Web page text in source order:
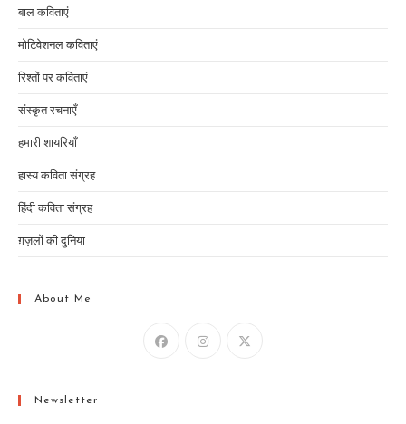
बाल कविताएं
मोटिवेशनल कविताएं
रिश्तों पर कविताएं
संस्कृत रचनाएँ
हमारी शायरियाँ
हास्य कविता संग्रह
हिंदी कविता संग्रह
ग़ज़लों की दुनिया
About Me
Newsletter